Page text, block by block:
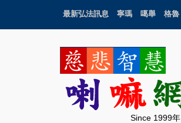
最新弘法訊息 寧瑪 噶舉 格魯
Since 1999年